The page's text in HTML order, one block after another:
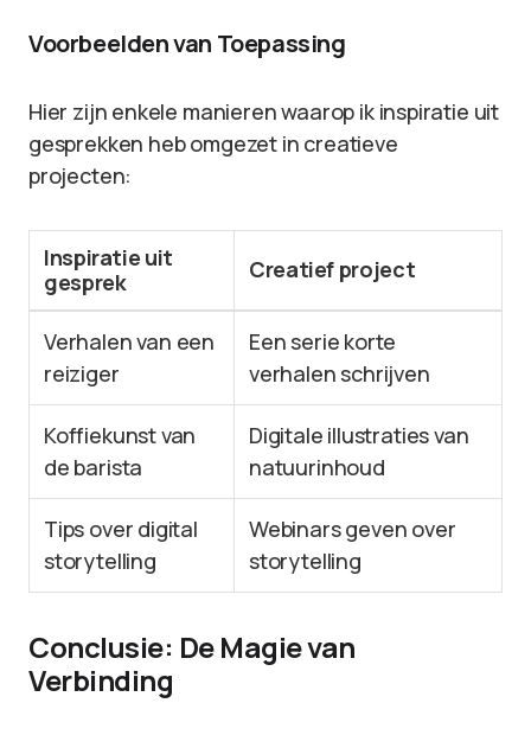
Voorbeelden van Toepassing
Hier zijn enkele manieren waarop ik inspiratie uit
gesprekken heb omgezet in creatieve
projecten:
Inspiratie uit
gesprek
Creatief project
Verhalen van een
reiziger
Een serie korte
verhalen schrijven
Koffiekunst van
de barista
Digitale illustraties van
natuurinhoud
Tips over digital
storytelling
Webinars geven over
storytelling
Conclusie: De Magie van
Verbinding